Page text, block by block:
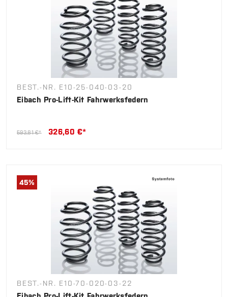
BEST.-NR. E10-25-040-03-20
Eibach Pro-Lift-Kit Fahrwerksfedern
593,81 €* 326,60 €*
45%
BEST.-NR. E10-70-020-03-22